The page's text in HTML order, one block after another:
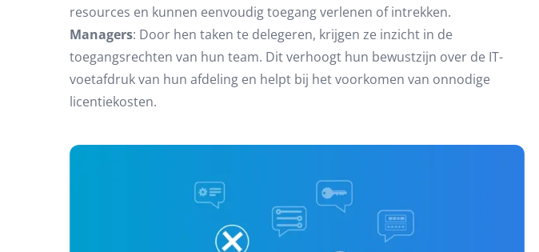
resources en kunnen eenvoudig toegang verlenen of intrekken.
Managers: Door hen taken te delegeren, krijgen ze inzicht in de
toegangsrechten van hun team. Dit verhoogt hun bewustzijn over de IT-
voetafdruk van hun afdeling en helpt bij het voorkomen van onnodige
licentiekosten.